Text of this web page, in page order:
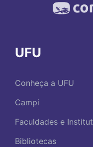
UFU
Conheça a UFU
Campi
Faculdades e
Bibliotecas